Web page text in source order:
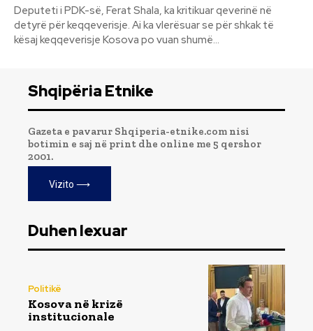
Deputeti i PDK-së, Ferat Shala, ka kritikuar qeverinë në
detyrë për keqqeverisje. Ai ka vlerësuar se për shkak të
kësaj keqqeverisje Kosova po vuan shumë...
Shqipëria Etnike
Gazeta e pavarur Shqiperia-etnike.com nisi
botimin e saj në print dhe online me 5 qershor
2001.
Vizito ⟶
Duhen lexuar
Politikë
Kosova në krizë
institucionale